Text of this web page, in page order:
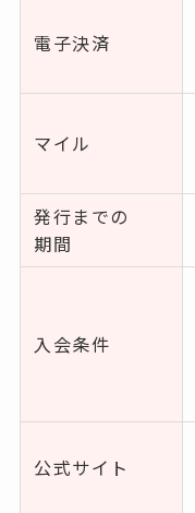
電子決済
マイル
発行までの
期間
入会条件
公式サイト